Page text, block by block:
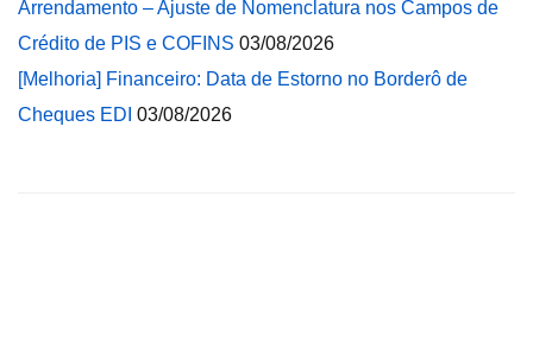
Arrendamento – Ajuste de Nomenclatura nos Campos de
Crédito de PIS e COFINS 03/08/2026
[Melhoria] Financeiro: Data de Estorno no Borderô de
Cheques EDI 03/08/2026